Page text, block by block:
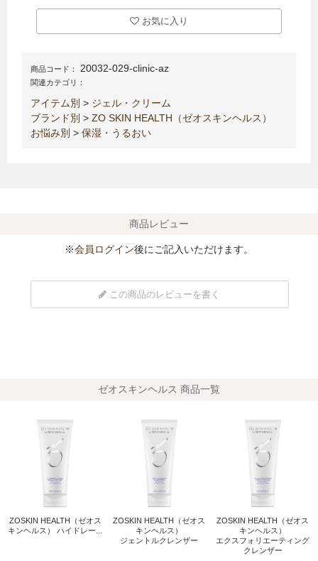
お気に入り
商品コード： 20032-029-clinic-az
関連カテゴリ：
アイテム別 > ジェル・クリーム
ブランド別 > ZO SKIN HEALTH（ゼオスキンヘルス）
お悩み別 > 保湿・うるおい
商品レビュー
※会員ログイン後にご記入いただけます。
この商品のレビューを書く
ゼオスキンヘルス 商品一覧
ZOSKIN HEALTH（ゼオス
キンヘルス） ハイドレー...
ZOSKIN HEALTH（ゼオス
キンヘルス）
ジェントルクレンザー
ZOSKIN HEALTH（ゼオス
キンヘルス）
エクスフォリエーティング
クレンザー